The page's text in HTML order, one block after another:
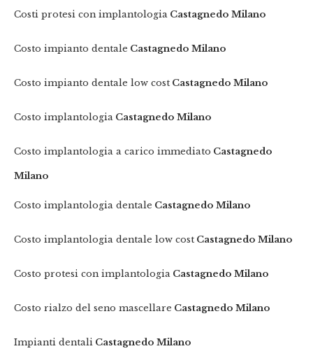
Costi protesi con implantologia Castagnedo Milano
Costo impianto dentale Castagnedo Milano
Costo impianto dentale low cost Castagnedo Milano
Costo implantologia Castagnedo Milano
Costo implantologia a carico immediato Castagnedo
Milano
Costo implantologia dentale Castagnedo Milano
Costo implantologia dentale low cost Castagnedo Milano
Costo protesi con implantologia Castagnedo Milano
Costo rialzo del seno mascellare Castagnedo Milano
Impianti dentali Castagnedo Milano